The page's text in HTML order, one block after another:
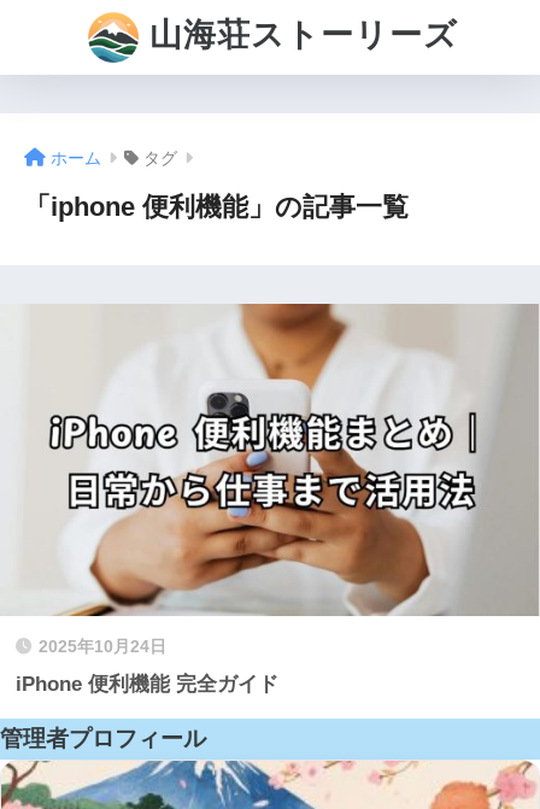
山海荘ストーリーズ
ホーム タグ
「iphone 便利機能」の記事一覧
2025年10月24日
iPhone 便利機能 完全ガイド
管理者プロフィール